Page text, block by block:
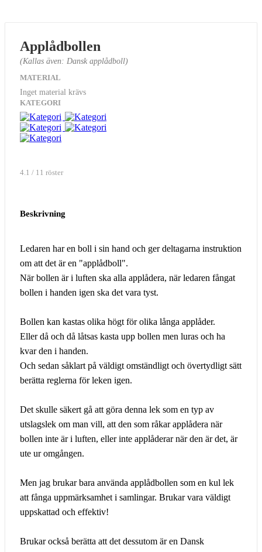
Applådbollen
(Kallas även: Dansk applådboll)
MATERIAL
Inget material krävs
KATEGORI
4.1 / 11 röster
Beskrivning
Ledaren har en boll i sin hand och ger deltagarna instruktion
om att det är en "applådboll".
När bollen är i luften ska alla applådera, när ledaren fångat
bollen i handen igen ska det vara tyst.
Bollen kan kastas olika högt för olika långa applåder.
Eller då och då låtsas kasta upp bollen men luras och ha
kvar den i handen.
Och sedan såklart på väldigt omständligt och övertydligt sätt
berätta reglerna för leken igen.
Det skulle säkert gå att göra denna lek som en typ av
utslagslek om man vill, att den som råkar applådera när
bollen inte är i luften, eller inte applåderar när den är det, är
ute ur omgången.
Men jag brukar bara använda applådbollen som en kul lek
att fånga uppmärksamhet i samlingar. Brukar vara väldigt
uppskattad och effektiv!
Brukar också berätta att det dessutom är en Dansk